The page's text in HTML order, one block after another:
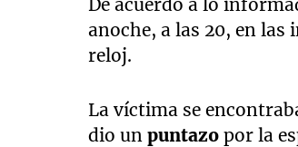
De acuerdo a lo
anoche, a las 20, en
reloj.
La víctima se
dio unpuntazo por la